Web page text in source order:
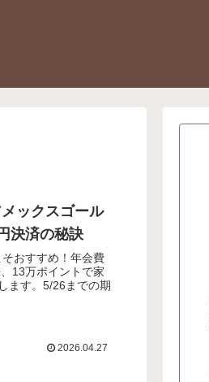
ックスゴール
決済の秘訣
おすすめ！年会費
13万ポイントで家
ます。5/26までの期
2026.04.27